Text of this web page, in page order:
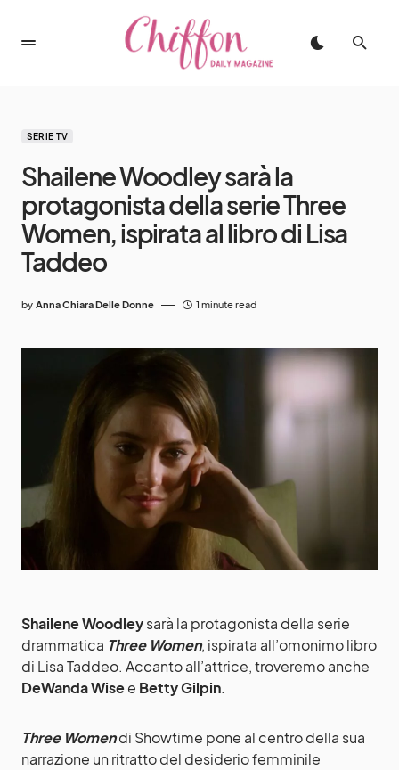
SERIE TV
Shailene Woodley sarà la
protagonista della serie Three
Women, ispirata al libro di Lisa
Taddeo
by Anna Chiara Delle Donne 1 minute read
Shailene Woodleysarà la protagonista della serie
drammatica Three Women, ispirata all’omonimo libro
di Lisa Taddeo. Accanto all’attrice, troveremo anche
DeWanda Wisee Betty Gilpin.
Three Womendi Showtime pone al centro della sua
narrazione un ritratto del desiderio femminile